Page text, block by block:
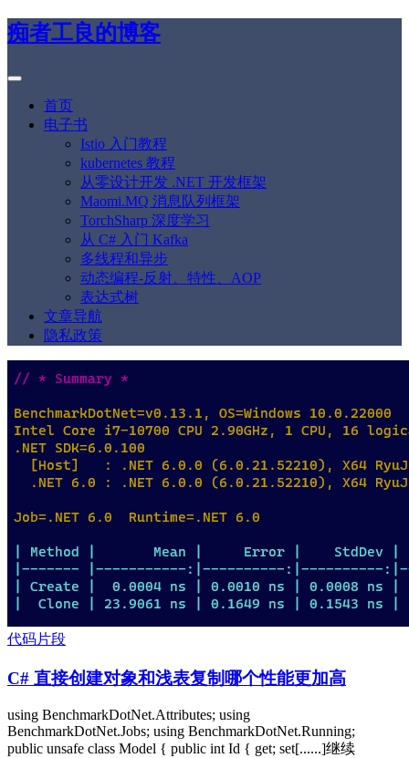
痴者工良的博客
首页
电子书
Istio 入门教程
kubernetes 教程
从零设计开发 .NET 开发框架
Maomi.MQ 消息队列框架
TorchSharp 深度学习
从 C# 入门 Kafka
多线程和异步
动态编程-反射、特性、AOP
表达式树
文章导航
隐私政策
代码片段
C# 直接创建对象和浅表复制哪个性能更加高
using BenchmarkDotNet.Attributes; using
BenchmarkDotNet.Jobs; using BenchmarkDotNet.Running;
public unsafe class Model { public int Id { get; set[......]继续